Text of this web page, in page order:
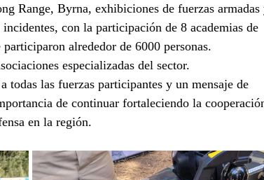
Range, Byrna, exhibiciones de fuerzas armadas
con la participación de 8 academias de
alrededor de 6000 personas.
especializadas del sector.
todas las fuerzas participantes y un mensaje de
de continuar fortaleciendo la
en la región.